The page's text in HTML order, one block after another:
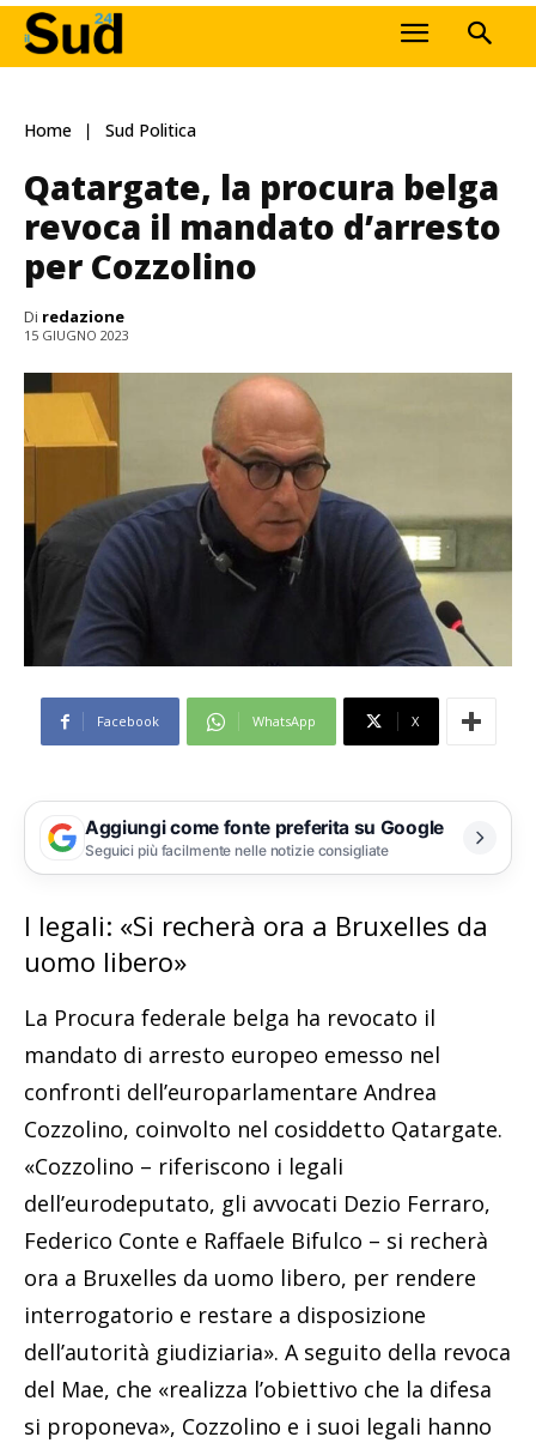
Home Sud Politica
Qatargate, la procura belga
revoca il mandato d’arresto
per Cozzolino
Di redazione
15 GIUGNO 2023
Facebook WhatsApp X
Aggiungi come fonte preferita su Google
Seguici più facilmente nelle notizie consigliate
I legali: «Si recherà ora a Bruxelles da
uomo libero»
La Procura federale belga ha revocato il
mandato di arresto europeo emesso nel
confronti dell’europarlamentare Andrea
Cozzolino, coinvolto nel cosiddetto Qatargate.
«Cozzolino – riferiscono i legali
dell’eurodeputato, gli avvocati Dezio Ferraro,
Federico Conte e Raffaele Bifulco – si recherà
ora a Bruxelles da uomo libero, per rendere
interrogatorio e restare a disposizione
dell’autorità giudiziaria». A seguito della revoca
del Mae, che «realizza l’obiettivo che la difesa
si proponeva», Cozzolino e i suoi legali hanno